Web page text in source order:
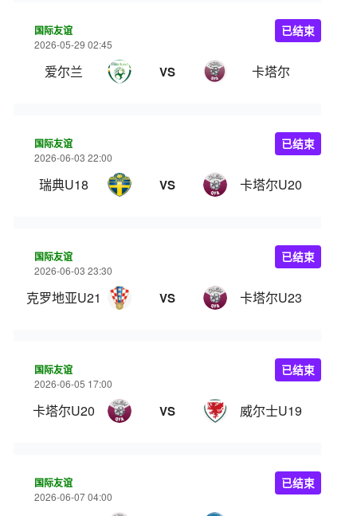
国际友谊
2026-05-29 02:45
爱尔兰 VS 卡塔尔
已结束
国际友谊
2026-06-03 22:00
瑞典U18 VS 卡塔尔U20
已结束
国际友谊
2026-06-03 23:30
克罗地亚U21 VS 卡塔尔U23
已结束
国际友谊
2026-06-05 17:00
卡塔尔U20 VS 威尔士U19
已结束
国际友谊
2026-06-07 04:00
已结束